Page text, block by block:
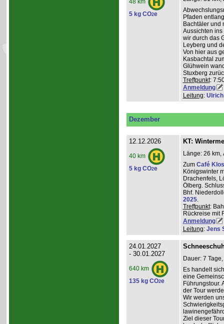
48 km
5 kg CO2e
Pfaden
Bachtäler und
Aussichten
wir durch das
Leyberg und
Von hier aus
Kasbachtal
Glühwein
Stuxberg
Treffpunkt:
Anmeldung
Leitung:
Dezember
12.12.2026
40 km
5 kg CO2e
KT:
Länge: 26 km,
Zum Café
Königswinter
Drachenfels,
Ölberg.
Bhf.
2025.
Treffpunkt:
Rückreise mit
Anmeldung
Leitung: Jens
24.01.2027
- 30.01.2027
640 km
135 kg CO2e
Dauer: 7
Es handelt
eine
Führungstour.
der Tour
Wir werden
Ziel dieser